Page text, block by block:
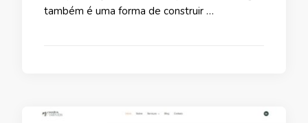
também é uma forma de construir …